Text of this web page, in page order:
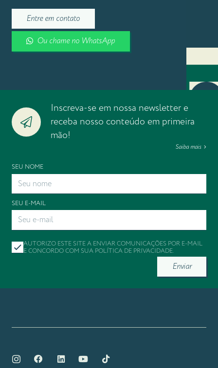
Entre em contato
Ou chame no WhatsApp
Inscreva-se em nossa newsletter e
receba nosso conteúdo em primeira
mão!
Saiba mais
SEU NOME
SEU E-MAIL
AUTORIZO ESTE SITE A ENVIAR COMUNICAÇÕES POR E-MAIL
E CONCORDO COM SUA POLÍTICA DE PRIVACIDADE.
Enviar